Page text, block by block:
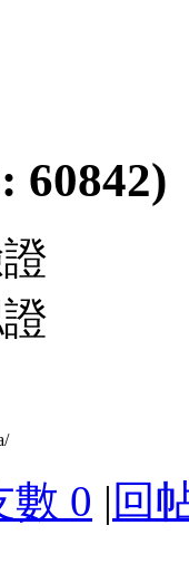
60842)
數 0 | 回